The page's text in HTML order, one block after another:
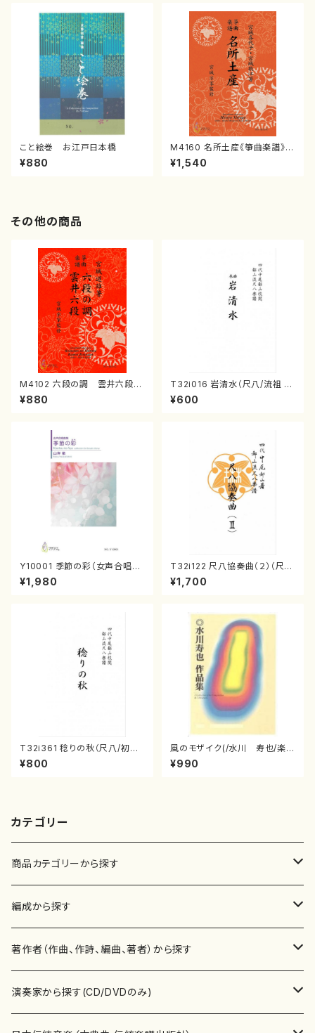
こと絵巻 お江戸日本橋
¥880
M4160 名所土産《箏曲楽譜》
（箏/宮城喜代子・宮城数江著・
宮城宗家監修/箏曲古典楽譜）
¥1,540
その他の商品
M4102 六段の調 雲井六段
（箏/宮城道雄著・宮城宗家監修/
箏曲古典楽譜）
¥880
T32i016 岩清水（尺八/流祖 中
尾都山/楽譜）都山：15
¥600
Y10001 季節の彩（女声合唱、
ピアノ/山岸徹/楽譜）
¥1,980
T32i122 尺八協奏曲（２）（尺
八/二代 山本邦山/尺八/都山式
譜）都山流公刊楽譜曲番:571
¥1,700
T32i361 稔りの秋（尺八/初代
山川園松/楽譜） 都山流公刊楽
譜曲番:2066
¥800
風のモザイク(/水川 寿也/楽
譜）
¥990
カテゴリー
商品カテゴリーから探す
楽譜
書籍
書籍
テキストブック
CD・DVD
編成から探す
邦楽器
箏・琴（ソロ）
箏・琴（合奏）
合唱
著作者（作曲、作詩、編曲、著者）から探す
あ行
演奏家から探す(CD/DVDのみ)